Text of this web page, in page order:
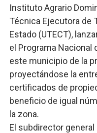
Trabajadores de la
Instituto Agrario
Técnica Ejecutora de
Estado (UTECT),
el Programa Nacional
este municipio de la
proyectándose la
certificados de
beneficio de igual
la zona.
El subdirector general